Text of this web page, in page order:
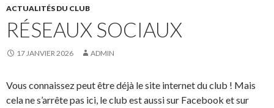
ACTUALITÉS DU CLUB
RÉSEAUX SOCIAUX
17 JANVIER 2026 ADMIN
Vous connaissez peut être déjà le site internet du club ! Mais
cela ne s’arrête pas ici, le club est aussi sur Facebook et sur